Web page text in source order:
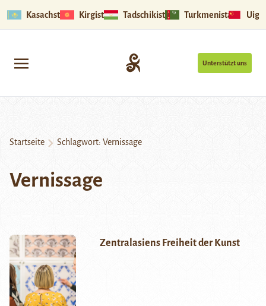
Kasachstan Kirgistan Tadschikistan Turkmenistan
Unterstützt uns
Startseite Schlagwort: Vernissage
Vernissage
Zentralasiens Freiheit der Kunst